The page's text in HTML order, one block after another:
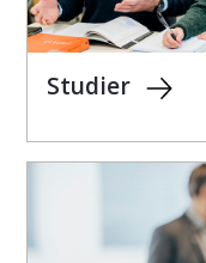
Studier